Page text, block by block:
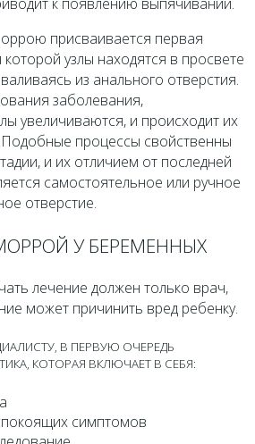
присваивается первая
которой узлы находятся в просвете
из анального отверстия.
заболевания,
увеличиваются, и происходит их
Подобные процессы свойственны
и их отличием от последней
самостоятельное или ручное
отверстие.
У БЕРЕМЕННЫХ
лечение должен только врач,
может причинить вред ребенку.
В ПЕРВУЮ ОЧЕРЕДЬ
КОТОРАЯ ВКЛЮЧАЕТ В СЕБЯ:
симптомов